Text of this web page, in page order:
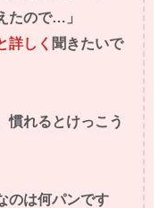
たので…」
詳しく 聞きたいで
慣れるとけっこう
のは何パンです